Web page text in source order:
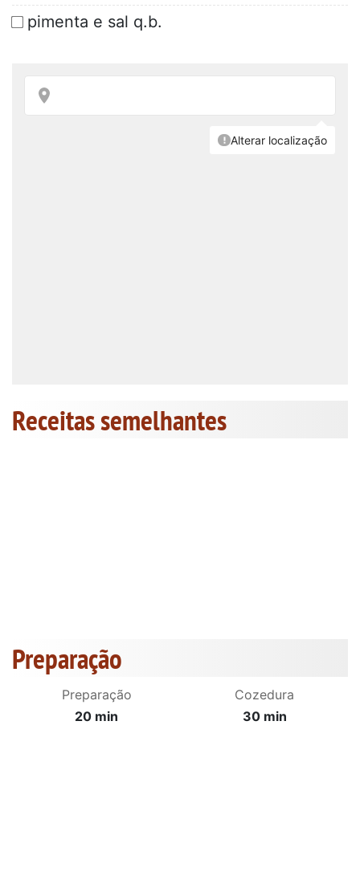
pimenta e sal q.b.
Receitas semelhantes
Preparação
Preparação
20 min
Cozedura
30 min